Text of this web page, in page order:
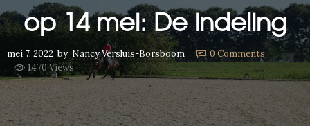
op 14 mei: De indeling
mei 7, 2022 by Nancy Versluis-Borsboom 0 Comments
1470 Views